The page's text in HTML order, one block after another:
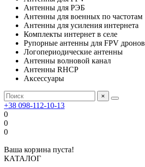
Антенны для РЭБ
Антенны для военных по частотам
Антенны для усиления интернета
Комплекты интернет в селе
Рупорные антенны для FPV дронов
Логопериодические антенны
Антенны волновой канал
Антенны RHCP
Аксессуары
×
+38 098-112-10-13
0
0
0
Ваша корзина пуста!
КАТАЛОГ